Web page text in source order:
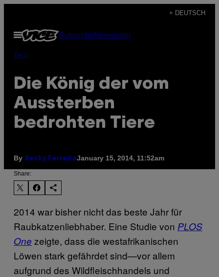
content
+ DEUTSCH
Open
Menu
SubscribeNewsletter
Tech
Die König der vom
Aussterben
bedrohten Tiere
By Becky FerreiraJanuary 15, 2014, 11:52am
Share:
2014 war bisher nicht das beste Jahr für
Raubkatzenliebhaber. Eine Studie von PLOS
One zeigte, dass die westafrikanischen
Löwen stark gefährdet sind—vor allem
aufgrund des Wildfleischhandels und